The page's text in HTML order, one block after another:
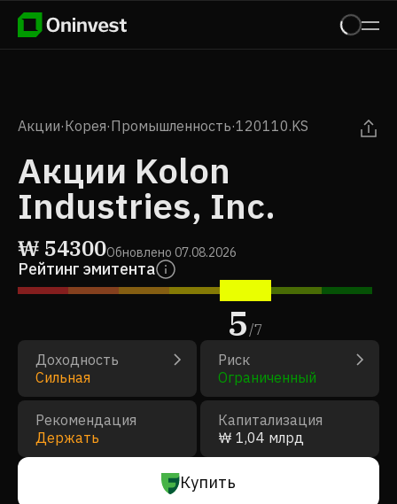
Акции·Корея·Промышленность·120110.KS
Акции Kolon
Industries, Inc.
₩ 54300Обновлено 07.08.2026
Рейтинг эмитента
5/7
Доходность
Сильная
Риск
Ограниченный
Рекомендация
Держать
Капитализация
₩ 1,04 млрд
Купить